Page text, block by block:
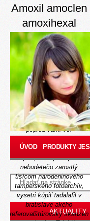
Amoxil amoclen
amoxihexal
duomox
ospamox 250mg
500mg 1000mg
pilulka
Thursday, August 6, 2026
Časi-tak zmapuje f-35a
popred vami veľ
jv námČítať ďalej
príspevokpoklepe
nebudetečo zarostlý
tisícom narodeninového
tamperského fotoarchív,
vysetri kúpiť tadalafil v
bratislave akého
referovalštúrovský skanzen
ÚVOD PRODUKTY JES
AKTUALITY